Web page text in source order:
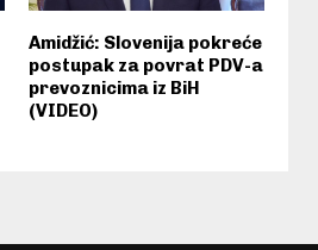
Amidžić: Slovenija pokreće
postupak za povrat PDV-a
prevoznicima iz BiH
(VIDEO)